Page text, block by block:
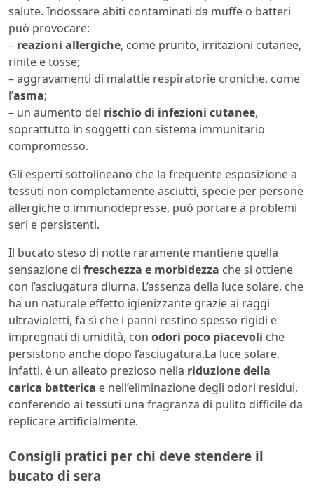
salute. Indossare abiti contaminati da muffe o batteri
può provocare:
– reazioni allergiche, come prurito, irritazioni cutanee,
rinite e tosse;
– aggravamenti di malattie respiratorie croniche, come
l’asma;
– un aumento del rischio di infezioni cutanee,
soprattutto in soggetti con sistema immunitario
compromesso.
Gli esperti sottolineano che la frequente esposizione a
tessuti non completamente asciutti, specie per persone
allergiche o immunodepresse, può portare a problemi
seri e persistenti.
Il bucato steso di notte raramente mantiene quella
sensazione di freschezza e morbidezza che si ottiene
con l’asciugatura diurna. L’assenza della luce solare, che
ha un naturale effetto igienizzante grazie ai raggi
ultravioletti, fa sì che i panni restino spesso rigidi e
impregnati di umidità, con odori poco piacevoli che
persistono anche dopo l’asciugatura.La luce solare,
infatti, è un alleato prezioso nella riduzione della
carica batterica e nell’eliminazione degli odori residui,
conferendo ai tessuti una fragranza di pulito difficile da
replicare artificialmente.
Consigli pratici per chi deve stendere il
bucato di sera